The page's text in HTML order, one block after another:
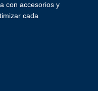
con accesorios y
cada